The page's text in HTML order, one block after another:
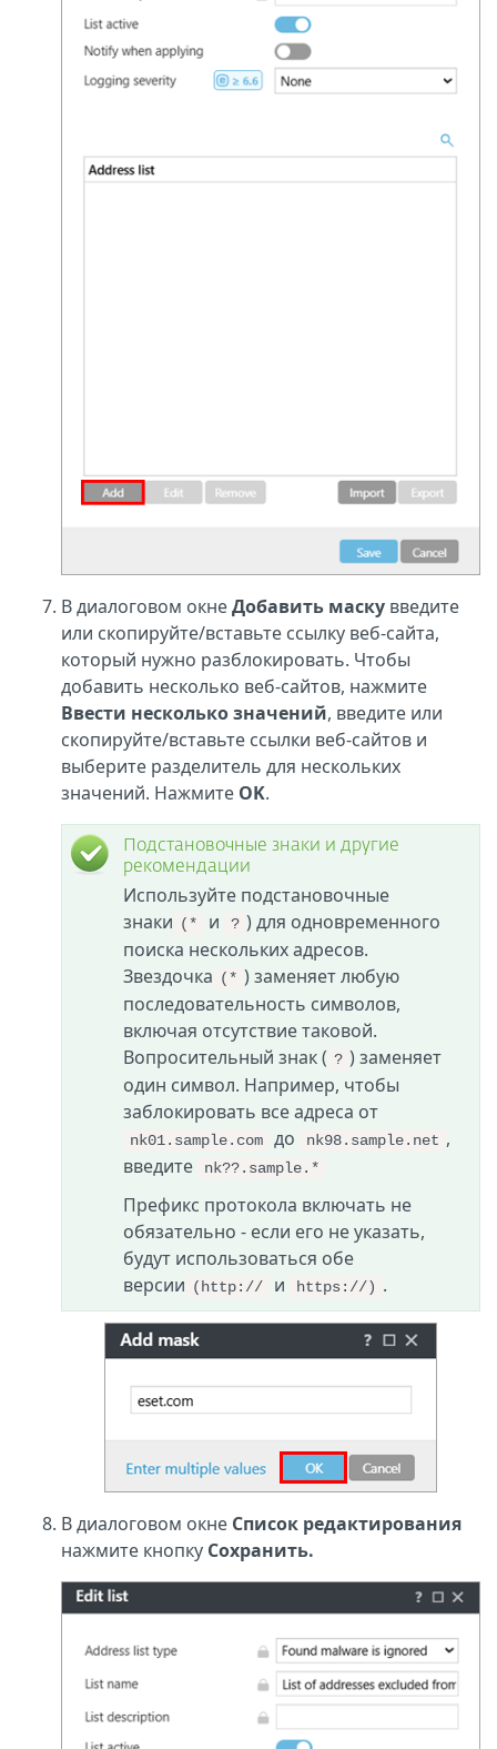
В диалоговом окнеДобавить маску введите
или скопируйте/вставьте ссылку веб-сайта,
который нужно разблокировать. Чтобы
добавить несколько веб-сайтов, нажмите
Ввести несколько значений, введите или
скопируйте/вставьте ссылки веб-сайтов и
выберите разделитель для нескольких
значений. Нажмите OK.
Подстановочные знаки и другие
рекомендации
Используйте подстановочные
знаки (* и ? ) для одновременного
поиска нескольких адресов.
Звездочка (* ) заменяет любую
последовательность символов,
включая отсутствие таковой.
Вопросительный знак ( ? ) заменяет
один символ. Например, чтобы
заблокировать все адреса от
nk01.sample.com до nk98.sample.net ,
введите
nk??.sample.*
Префикс протокола включать не
обязательно - если его не указать,
будут использоваться обе
версии (http:// и https://) .
В диалоговом окне Список редактирования
нажмите кнопку Сохранить.